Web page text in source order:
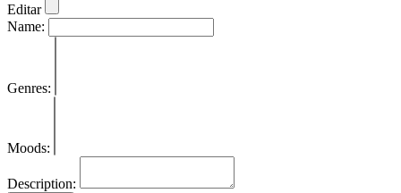
Editar
Name:
Genres:
Moods:
Description: